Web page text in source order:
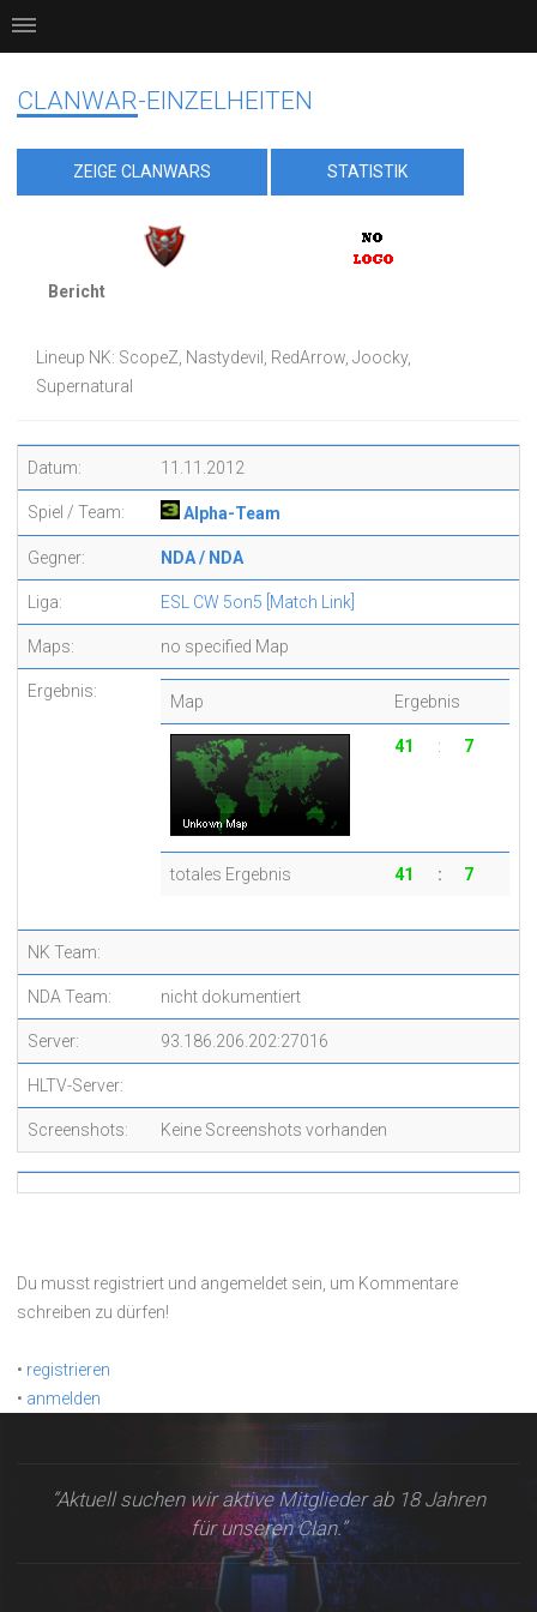
CLANWAR-EINZELHEITEN
ZEIGE CLANWARS STATISTIK
Bericht
Lineup NK: ScopeZ, Nastydevil, RedArrow, Joocky,
Supernatural
Datum: 11.11.2012
Spiel / Team: Alpha-Team
Gegner: NDA / NDA
Liga: ESL CW 5on5 [Match Link]
Maps: no specified Map
Ergebnis:
Map Ergebnis
41 : 7
totales Ergebnis 41 : 7
NK Team:
NDA Team: nicht dokumentiert
Server: 93.186.206.202:27016
HLTV-Server:
Screenshots: Keine Screenshots vorhanden
Du musst registriert und angemeldet sein, um Kommentare
schreiben zu dürfen!
• registrieren
• anmelden
“Aktuell suchen wir aktive Mitglieder ab 18 Jahren
für unseren Clan.”